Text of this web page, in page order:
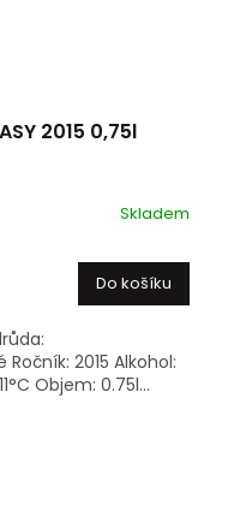
2015 0,75l
Skladem
Do košíku
2015 Alkohol:
Objem: 0.75l...